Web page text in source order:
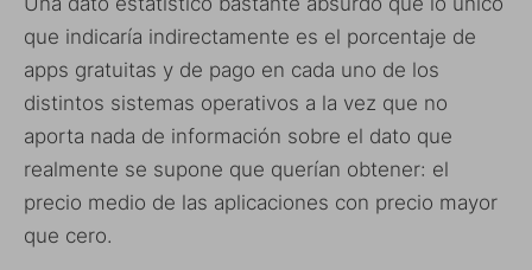
que indicaría indirectamente es el porcentaje de
apps gratuitas y de pago en cada uno de los
distintos sistemas operativos a la vez que no
aporta nada de información sobre el dato que
realmente se supone que querían obtener: el
precio medio de las aplicaciones con precio mayor
que cero.